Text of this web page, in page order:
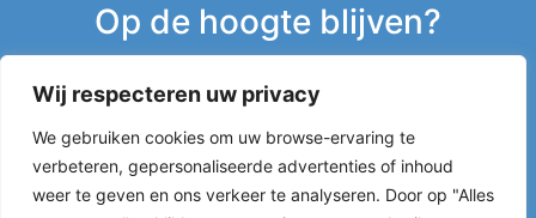
Wij respecteren uw privacy
We gebruiken cookies om uw browse-ervaring te
verbeteren, gepersonaliseerde advertenties of inhoud
weer te geven en ons verkeer te analyseren. Door op "Alles
Op de hoogte blijven?
Inschrijven nieuwsbrief